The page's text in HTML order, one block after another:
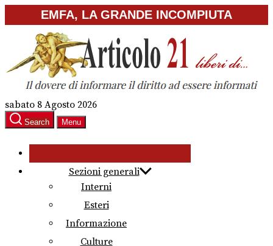
to
content
EMFA, LA GRANDE INCOMPIUTA
sabato 8 Agosto 2026
Search Menu
Sezioni generali
Interni
Esteri
Informazione
Culture